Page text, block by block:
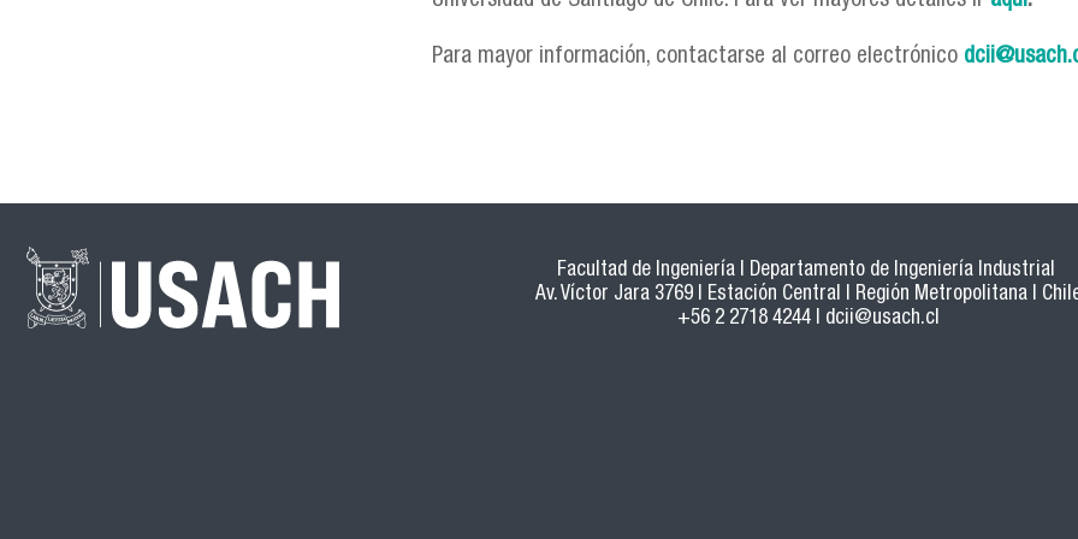
Para mayor información, contactarse al correo electrónico
Facultad de Ingeniería | Departamento de Ingeniería Industrial
Av. Víctor Jara 3769 | Estación Central | Región Metropolitana |
+56 2 2718 4244 | dcii@usach.cl